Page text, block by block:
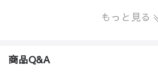
もっと見る
商品Q&A